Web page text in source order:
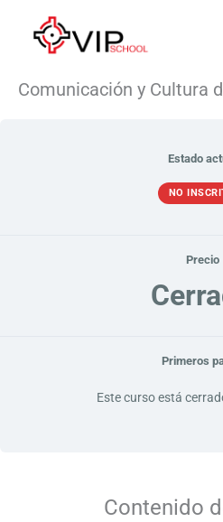
contenido
Comunicación y Cultura
Estado
NO
Precio
Primeros
Este curso está
Contenido
Comunicación
y